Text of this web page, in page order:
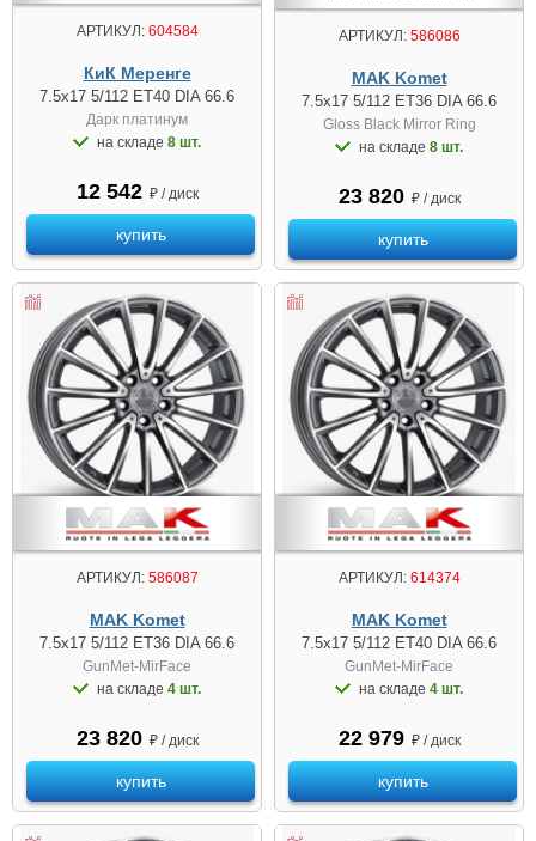
АРТИКУЛ:604584
КиК Меренге
7.5x17 5/112 ET40 DIA 66.6
Дарк платинум
на складе 8 шт.
12 542 ₽ / диск
купить
АРТИКУЛ:586086
MAK Komet
7.5x17 5/112 ET36 DIA 66.6
Gloss Black Mirror Ring
на складе 8 шт.
23 820 ₽ / диск
купить
АРТИКУЛ:586087
MAK Komet
7.5x17 5/112 ET36 DIA 66.6
GunMet-MirFace
на складе 4 шт.
23 820 ₽ / диск
купить
АРТИКУЛ:614374
MAK Komet
7.5x17 5/112 ET40 DIA 66.6
GunMet-MirFace
на складе 4 шт.
22 979 ₽ / диск
купить